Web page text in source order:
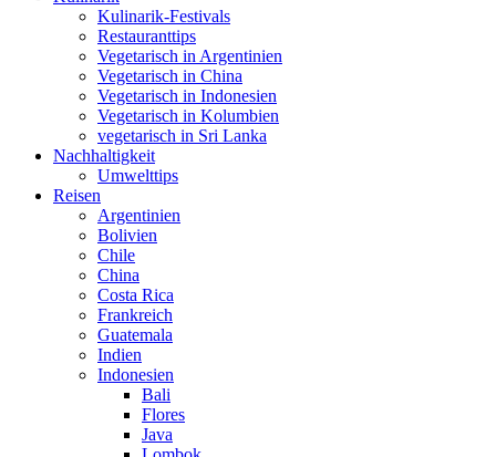
Kulinarik-Festivals
Restauranttips
Vegetarisch in Argentinien
Vegetarisch in China
Vegetarisch in Indonesien
Vegetarisch in Kolumbien
vegetarisch in Sri Lanka
Nachhaltigkeit
Umwelttips
Reisen
Argentinien
Bolivien
Chile
China
Costa Rica
Frankreich
Guatemala
Indien
Indonesien
Bali
Flores
Java